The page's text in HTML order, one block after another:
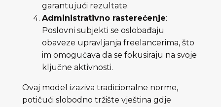
garantujući rezultate.
Administrativno rasterećenje:
Poslovni subjekti se oslobađaju
obaveze upravljanja freelancerima, što
im omogućava da se fokusiraju na svoje
ključne aktivnosti.
Ovaj model izaziva tradicionalne norme,
potičući slobodno tržište vještina gdje